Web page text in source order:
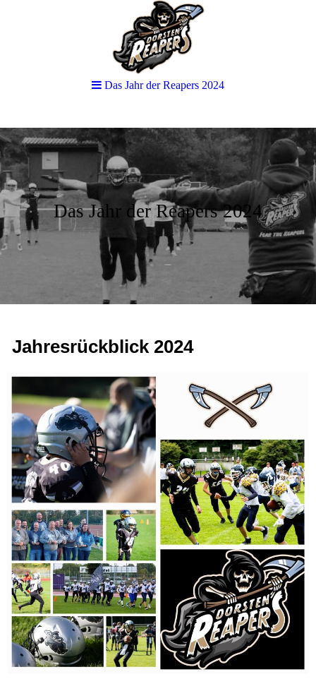
Das Jahr der Reapers 2024
Jahresrückblick 2024
Das Jahr der Reapers 2024